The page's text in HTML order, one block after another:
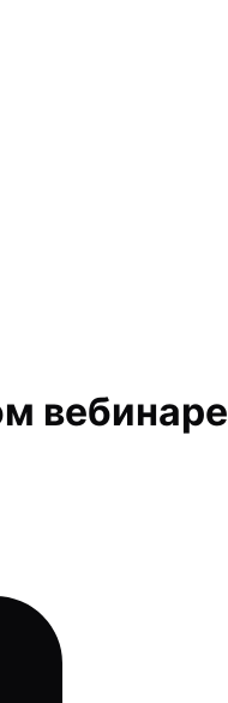
вебинаре